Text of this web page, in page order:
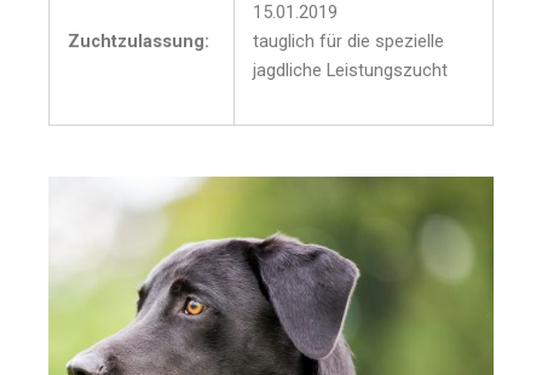
Zuchtzulassung:
15.01.2019
tauglich für die spezielle
jagdliche Leistungszucht